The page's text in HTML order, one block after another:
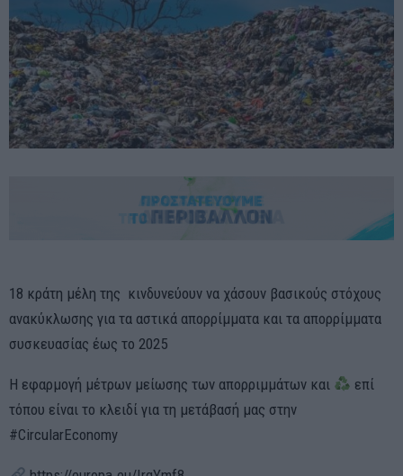
18 κράτη μέλη της κινδυνεύουν να χάσουν βασικούς στόχους
ανακύκλωσης για τα αστικά απορρίμματα και τα απορρίμματα
συσκευασίας έως το 2025
Η εφαρμογή μέτρων μείωσης των απορριμμάτων και
επί
τόπου είναι το κλειδί για τη μετάβασή μας στην
#CircularEconomy